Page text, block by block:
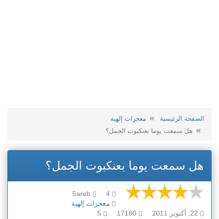
الصفحة الرئيسية
معجزات إلهية
هل سمعت يوما بعنكبوت الجمل؟
هل سمعت يوما بعنكبوت الجمل؟
4
معجزات إلهية